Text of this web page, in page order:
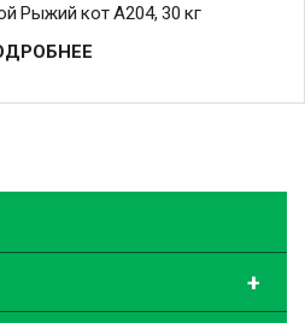
Рыжий кот A204, 30 кг
+